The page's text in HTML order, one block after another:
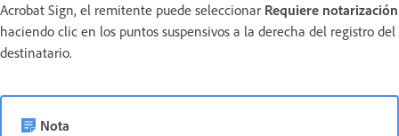
Acrobat Sign, el remitente puede seleccionar Requiere notarización
haciendo clic en los puntos suspensivos a la derecha del registro del
destinatario.
Nota